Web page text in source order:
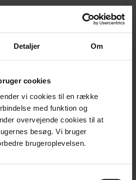
Detaljer Om
cookies
vi cookies til en række
med funktion og
overvejende cookies til at
besøg. Vi bruger
brugeroplevelsen.